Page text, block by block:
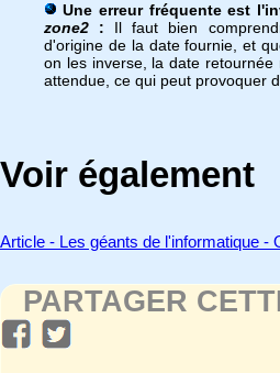
Une erreur fréquente est
zone2 : Il faut bien
d'origine de la date fournie, et
on les inverse, la date
attendue, ce qui peut provoquer
Voir également
Article - Les géants de l'informatique -
PARTAGER